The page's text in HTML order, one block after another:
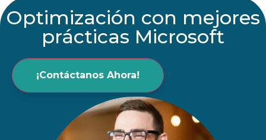
Optimización con mejores
prácticas Microsoft
¡Contáctanos Ahora!